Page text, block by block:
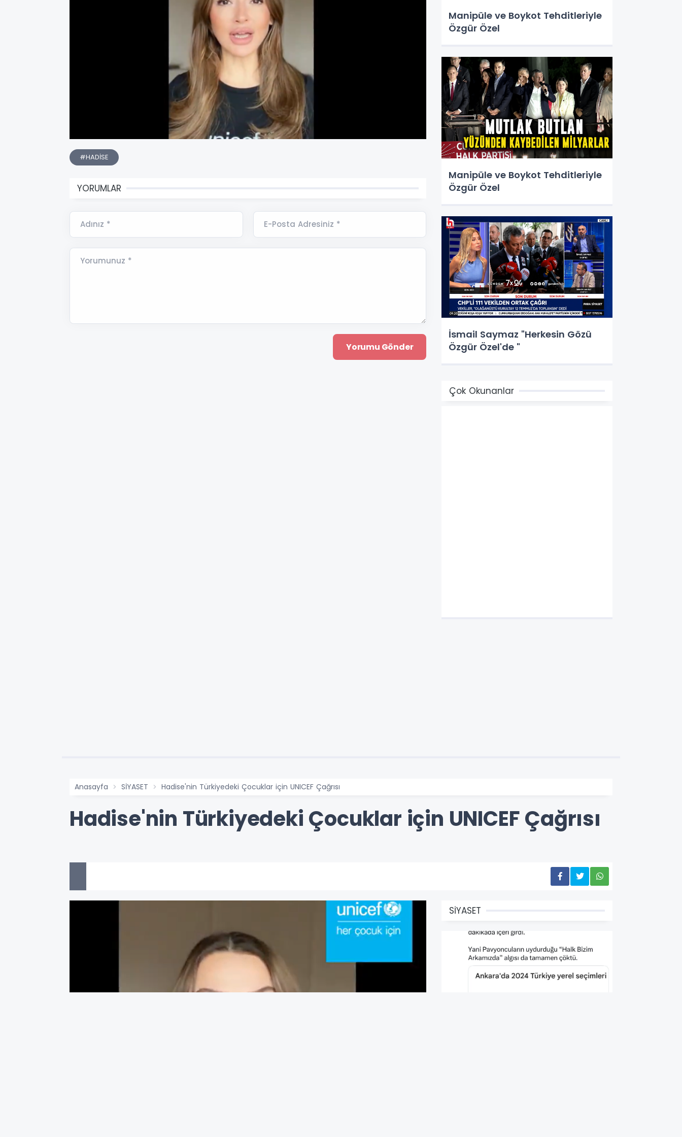
#HADİSE
YORUMLAR
Adınız * E-Posta Adresiniz *
Yorumunuz *
Manipüle ve Boykot Tehditleriyle
Özgür Özel
Manipüle ve Boykot Tehditleriyle
Özgür Özel
İsmail Saymaz "Herkesin Gözü
Özgür Özel'de "
Çok Okunanlar
Anasayfa SİYASET Hadise'nin Türkiyedeki Çocuklar için UNICEF Çağrısı
Hadise'nin Türkiyedeki Çocuklar için UNICEF Çağrısı
SİYASET